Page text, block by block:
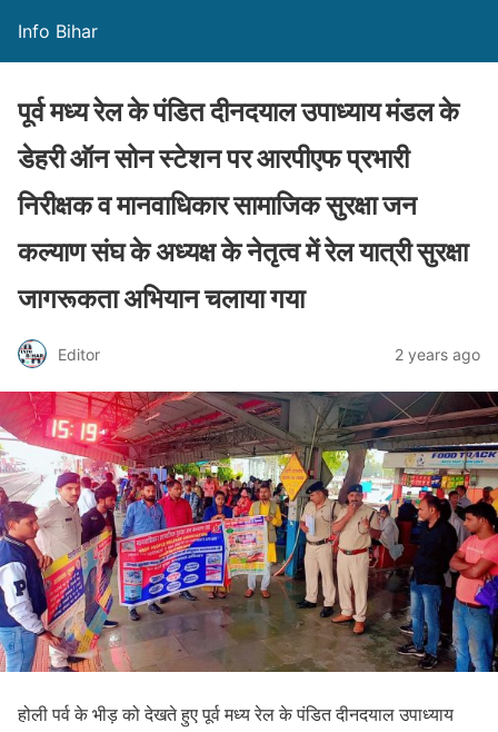
Info Bihar
पूर्व मध्य रेल के पंडित दीनदयाल उपाध्याय मंडल के
डेहरी ऑन सोन स्टेशन पर आरपीएफ प्रभारी
निरीक्षक व मानवाधिकार सामाजिक सुरक्षा जन
कल्याण संघ के अध्यक्ष के नेतृत्व में रेल यात्री सुरक्षा
जागरूकता अभियान चलाया गया
Editor 2 years ago
होली पर्व के भीड़ को देखते हुए पूर्व मध्य रेल के पंडित दीनदयाल उपाध्याय